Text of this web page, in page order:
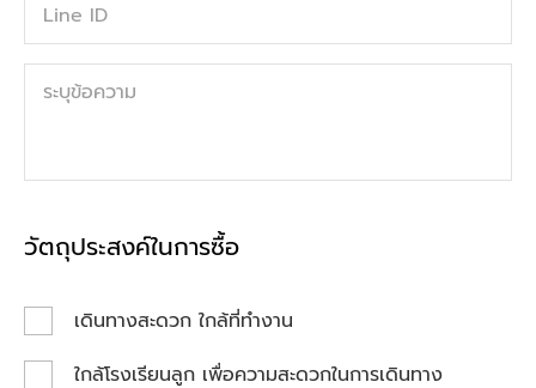
Line ID
ระบุข้อความ
วัตถุประสงค์ในการซื้อ
เดินทางสะดวก ใกล้ที่ทำงาน
ใกล้โรงเรียนลูก เพื่อความสะดวกในการเดินทาง